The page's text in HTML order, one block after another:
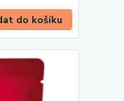
do košíku